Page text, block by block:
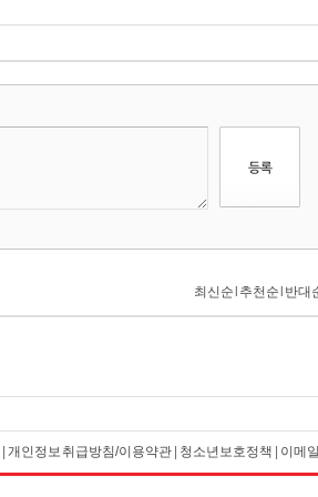
|개인정보 취급방침/이용약관 청소년보호정책 이메